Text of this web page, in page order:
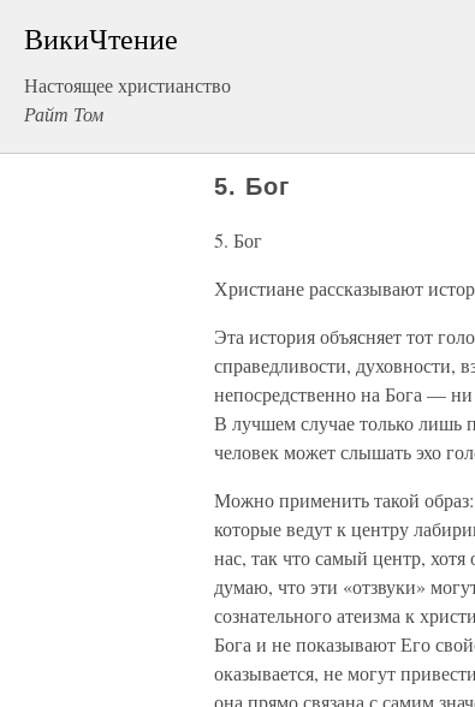
ВикиЧтение
Настоящее христианство
Райт Том
5. Бог
5. Бог
Христиане рассказывают
Эта история объясняет тот
справедливости, духовности,
непосредственно на Бога —
В лучшем случае только лишь
человек может слышать эхо
Можно применить такой
которые ведут к центру
нас, так что самый центр,
думаю, что эти «отзвуки»
сознательного атеизма к
Бога и не показывают Его
оказывается, не могут
она прямо связана с самим